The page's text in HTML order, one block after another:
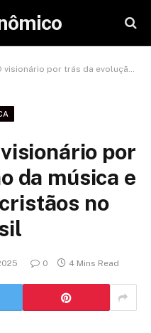
trás da evolução da música e dos eventos cristãos no Brasil
por
da música e
no
0 4 Mins Read